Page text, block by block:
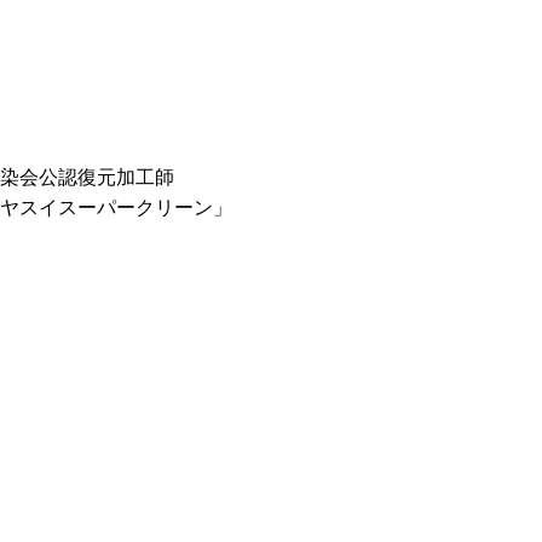
会公認復元加工師
スイスーパークリーン」